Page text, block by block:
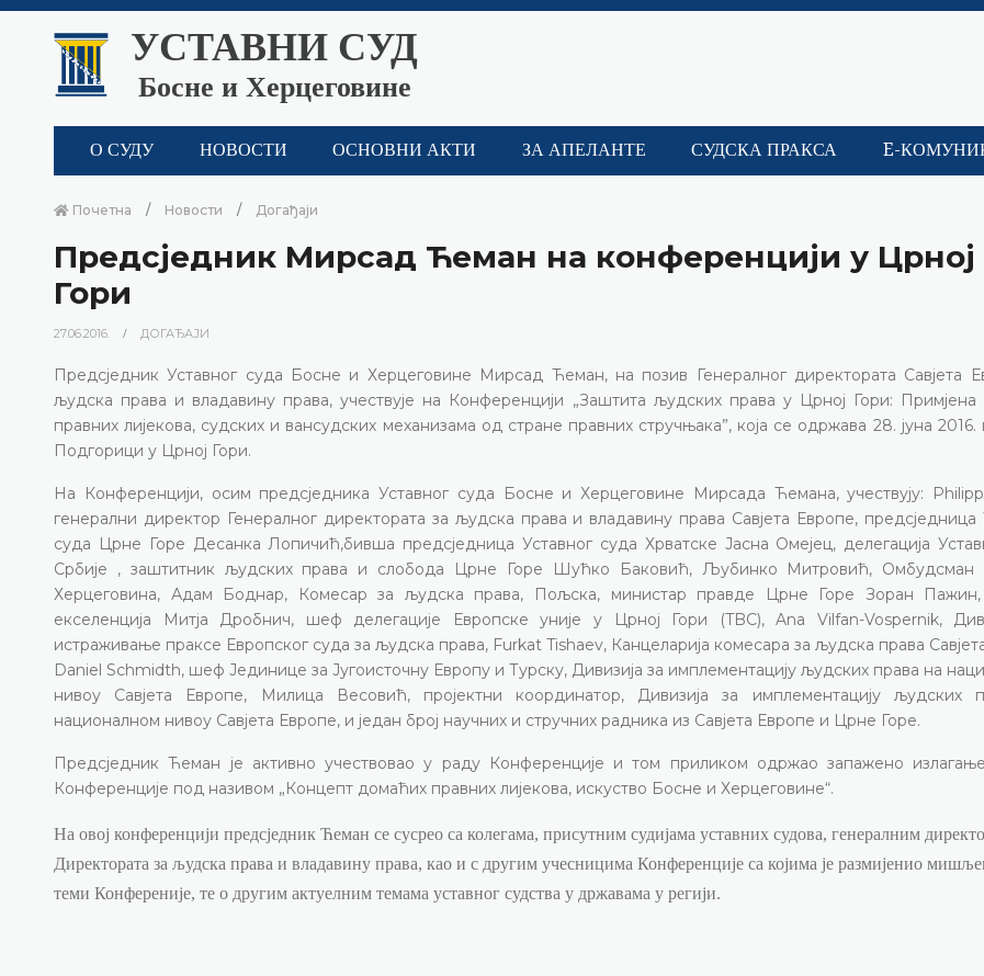
УСТАВНИ СУД
Босне и Херцеговине
О СУДУ НОВОСТИ ОСНОВНИ АКТИ ЗА АПЕЛАНТЕ СУДСКА ПРАКСА E-
Почетна Новости Догађаји
Предсједник Мирсад Ћеман на конференцији у Црној
Гори
27.06.2016. ДОГАЂАЈИ
Предсједник Уставног суда Босне и Херцеговине Мирсад Ћеман, на позив Генералног директората Савјета
људска права и владавину права, учествује на Конференцији „Заштита људских права у Црној Гори:
правних лијекова, судских и вансудских механизама од стране правних стручњака”, која се одржава 28. јуна
Подгорици у Црној Гори.
На Конференцији, осим предсједника Уставног суда Босне и Херцеговине Мирсада Ћемана, учествују:
генерални директор Генералног директората за људска права и владавину права Савјета Европе, предсједница
суда Црне Горе Десанка Лопичић,бивша предсједница Уставног суда Хрватске Јасна Омејец, делегација
Србије , заштитник људских права и слобода Црне Горе Шућко Баковић, Љубинко Митровић, Омбудсман
Херцеговина, Адам Боднар, Комесар за људска права, Пољска, министар правде Црне Горе Зоран
екселенција Митја Дробнич, шеф делегације Европске уније у Црној Гори (TBC),Ana Vilfan-Vospernik,
истраживање праксе Европског суда за људска права, Furkat Tishaev, Канцеларија комесара за људска права
Daniel Schmidth, шеф Јединице за Југоисточну Европу и Турску, Дивизија за имплементацију људских права на
нивоу Савјета Европе, Милица Весовић, пројектни координатор, Дивизија за имплементацију људских
националном нивоу Савјета Европе, и један број научних и стручних радника из Савјета Европе и Црне Горе.
Предсједник Ћеман је активно учествовао у раду Конференције и том приликом одржао запажено
Конференције под називом „Концепт домаћих правних лијекова, искуство Босне и Херцеговине“.
На овој конференцији предсједник Ћеман се сусрео са колегама, присутним судијама уставних судова, генералним
Директората за људска права и владавину права, као и с другим учесницима Конференције са којима је размијенио
теми Конференије, те о другим актуелним темама уставног судства у државама у регији.